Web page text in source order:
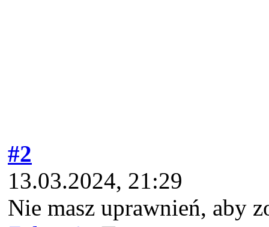
#2
13.03.2024, 21:29
Nie masz uprawnień, aby